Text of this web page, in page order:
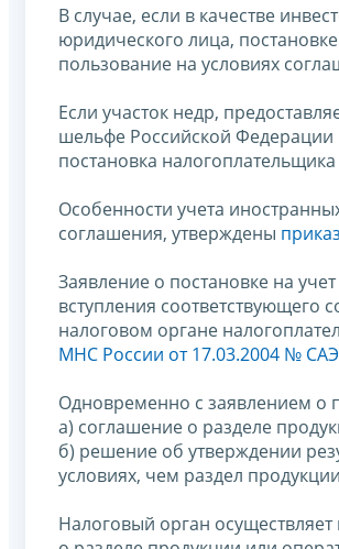
В случае, если в качестве
юридического лица,
пользование на условиях
Если участок недр,
шельфе Российской Федерации
постановка
Особенности учета
соглашения, утверждены
Заявление о постановке на
вступления соответствующего
налоговом органе
МНС России от 17.03.2004 №
Одновременно с заявлением о
а) соглашение о разделе
б) решение об утверждении
условиях, чем раздел
Налоговый орган